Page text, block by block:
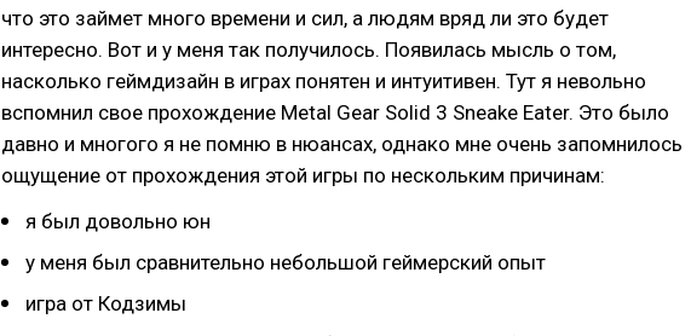
что это займет много времени и сил, а людям вряд ли это будет
интересно. Вот и у меня так получилось. Появилась мысль о том,
насколько геймдизайн в играх понятен и интуитивен. Тут я невольно
вспомнил свое прохождение Metal Gear Solid 3 Sneake Eater. Это было
давно и многого я не помню в нюансах, однако мне очень запомнилось
ощущение от прохождения этой игры по нескольким причинам:
я был довольно юн
у меня был сравнительно небольшой геймерский опыт
игра от Кодзимы